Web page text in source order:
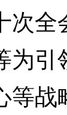
次全
为引
等